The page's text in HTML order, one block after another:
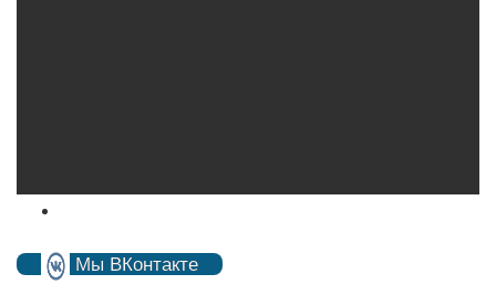
Мы ВКонтакте